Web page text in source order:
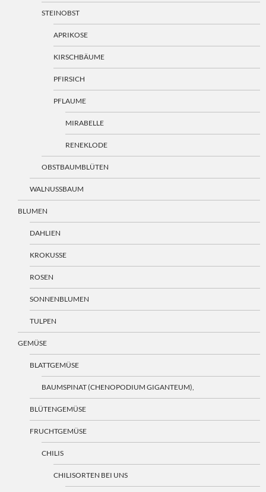
STEINOBST
APRIKOSE
KIRSCHBÄUME
PFIRSICH
PFLAUME
MIRABELLE
RENEKLODE
OBSTBAUMBLÜTEN
WALNUSSBAUM
BLUMEN
DAHLIEN
KROKUSSE
ROSEN
SONNENBLUMEN
TULPEN
GEMÜSE
BLATTGEMÜSE
BAUMSPINAT (CHENOPODIUM GIGANTEUM),
BLÜTENGEMÜSE
FRUCHTGEMÜSE
CHILIS
CHILISORTEN BEI UNS